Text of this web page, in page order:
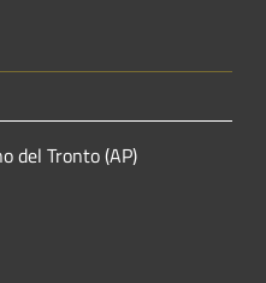
del Tronto (AP)